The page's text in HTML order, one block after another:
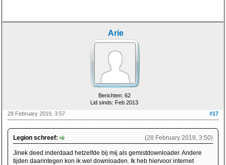
Arie
Berichten: 62
Lid sinds: Feb 2013
#17
28 February 2019, 3:57
(28 February 2019, 3:50)
Legion schreef:
Jinek deed inderdaad hetzelfde bij mij als gemistdownloader. Andere
tijden daarintegen kon ik wel downloaden. Ik heb hiervoor internet